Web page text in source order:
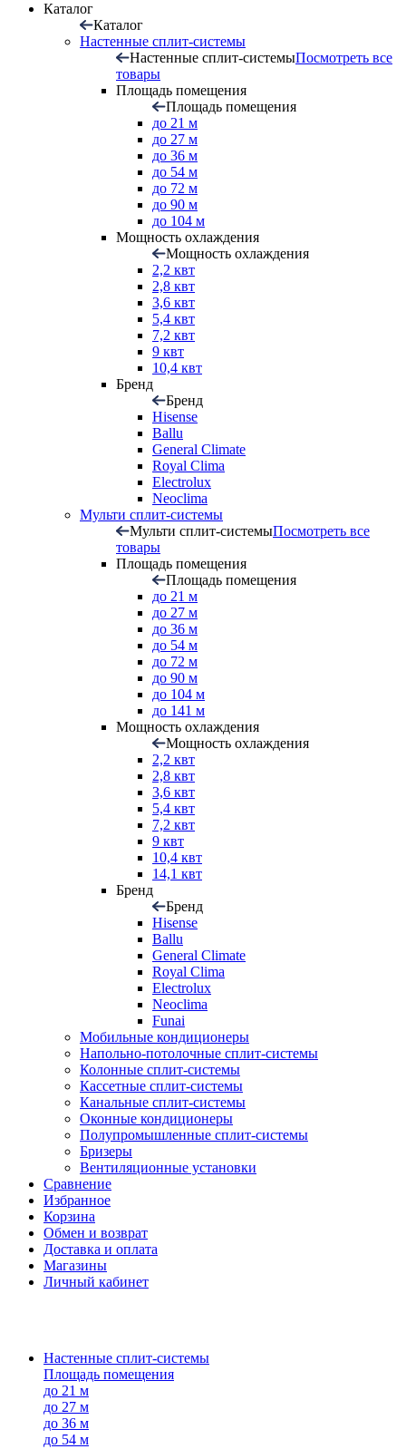
Каталог
Каталог
Настенные сплит-системы
Настенные сплит-системыПосмотреть все
товары
Площадь помещения
Площадь помещения
до 21 м
до 27 м
до 36 м
до 54 м
до 72 м
до 90 м
до 104 м
Мощность охлаждения
Мощность охлаждения
2,2 квт
2,8 квт
3,6 квт
5,4 квт
7,2 квт
9 квт
10,4 квт
Бренд
Бренд
Hisense
Ballu
General Climate
Royal Clima
Electrolux
Neoclima
Мульти сплит-системы
Мульти сплит-системыПосмотреть все
товары
Площадь помещения
Площадь помещения
до 21 м
до 27 м
до 36 м
до 54 м
до 72 м
до 90 м
до 104 м
до 141 м
Мощность охлаждения
Мощность охлаждения
2,2 квт
2,8 квт
3,6 квт
5,4 квт
7,2 квт
9 квт
10,4 квт
14,1 квт
Бренд
Бренд
Hisense
Ballu
General Climate
Royal Clima
Electrolux
Neoclima
Funai
Мобильные кондиционеры
Напольно-потолоч​ные ​сплит-системы
Колонные ​​сплит-системы
Кассетные сплит-системы
Канальные сплит-системы
Оконные кондиционеры
Полупромышленные сплит-системы
Бризеры
Вентиляционные установки
Сравнение
Избранное
Корзина
Обмен и возврат
Доставка и оплата
Магазины
Личный кабинет
Настенные сплит-системы
Площадь помещения
до 21 м
до 27 м
до 36 м
до 54 м